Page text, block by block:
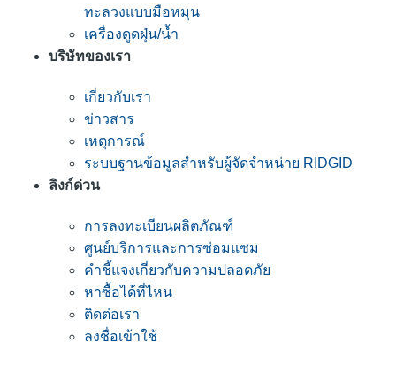
ทะลวงแบบมือหมุน
เครื่องดูดฝุ่น/น้ำ
บริษัทของเรา
เกี่ยวกับเรา
ข่าวสาร
เหตุการณ์
ระบบฐานข้อมูลสำหรับผู้จัดจำหน่าย RIDGID
ลิงก์ด่วน
การลงทะเบียนผลิตภัณฑ์
ศูนย์บริการและการซ่อมแซม
คำชี้แจงเกี่ยวกับความปลอดภัย
หาซื้อได้ที่ไหน
ติดต่อเรา
ลงชื่อเข้าใช้